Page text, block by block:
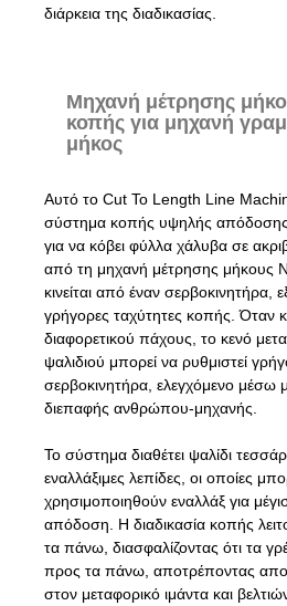
διάρκεια της διαδικασίας.
Μηχανή μέτρησης
κοπής για μηχανή
μήκος
Αυτό το Cut To Length Line
σύστημα κοπής υψηλής απόδοσης
για να κόβει φύλλα χάλυβα σε
από τη μηχανή μέτρησης μήκους
κινείται από έναν σερβοκινητήρα,
γρήγορες ταχύτητες κοπής. Όταν
διαφορετικού πάχους, το κενό
ψαλιδιού μπορεί να ρυθμιστεί
σερβοκινητήρα, ελεγχόμενο μέσω
διεπαφής ανθρώπου-μηχανής.
Το σύστημα διαθέτει ψαλίδι
εναλλάξιμες λεπίδες, οι οποίες
χρησιμοποιηθούν εναλλάξ για
απόδοση. Η διαδικασία κοπής
τα πάνω, διασφαλίζοντας ότι τα
προς τα πάνω, αποτρέποντας
στον μεταφορικό ιμάντα και